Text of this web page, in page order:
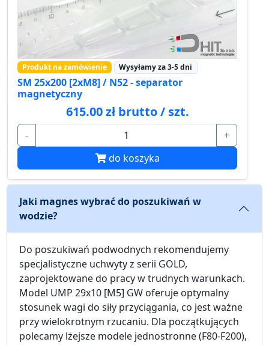
Produkt na zamówienie Wysyłamy za 3-5 dni
SM 25x200 [2xM8] / N52 - separator
magnetyczny
615.00 zł brutto / szt.
-
+
do koszyka
Jaki magnes wybrać do poszukiwań w
wodzie?
Do poszukiwań podwodnych rekomendujemy
specjalistyczne uchwyty z serii GOLD,
zaprojektowane do pracy w trudnych warunkach.
Model UMP 29x10 [M5] GW oferuje optymalny
stosunek wagi do siły przyciągania, co jest ważne
przy wielokrotnym rzucaniu. Dla początkujących
polecamy lżejsze modele jednostronne (F80-F200),